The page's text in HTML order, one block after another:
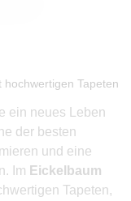
Tapeten
ein neues Leben
der besten
und eine
Im Eickelbaum
Tapeten,